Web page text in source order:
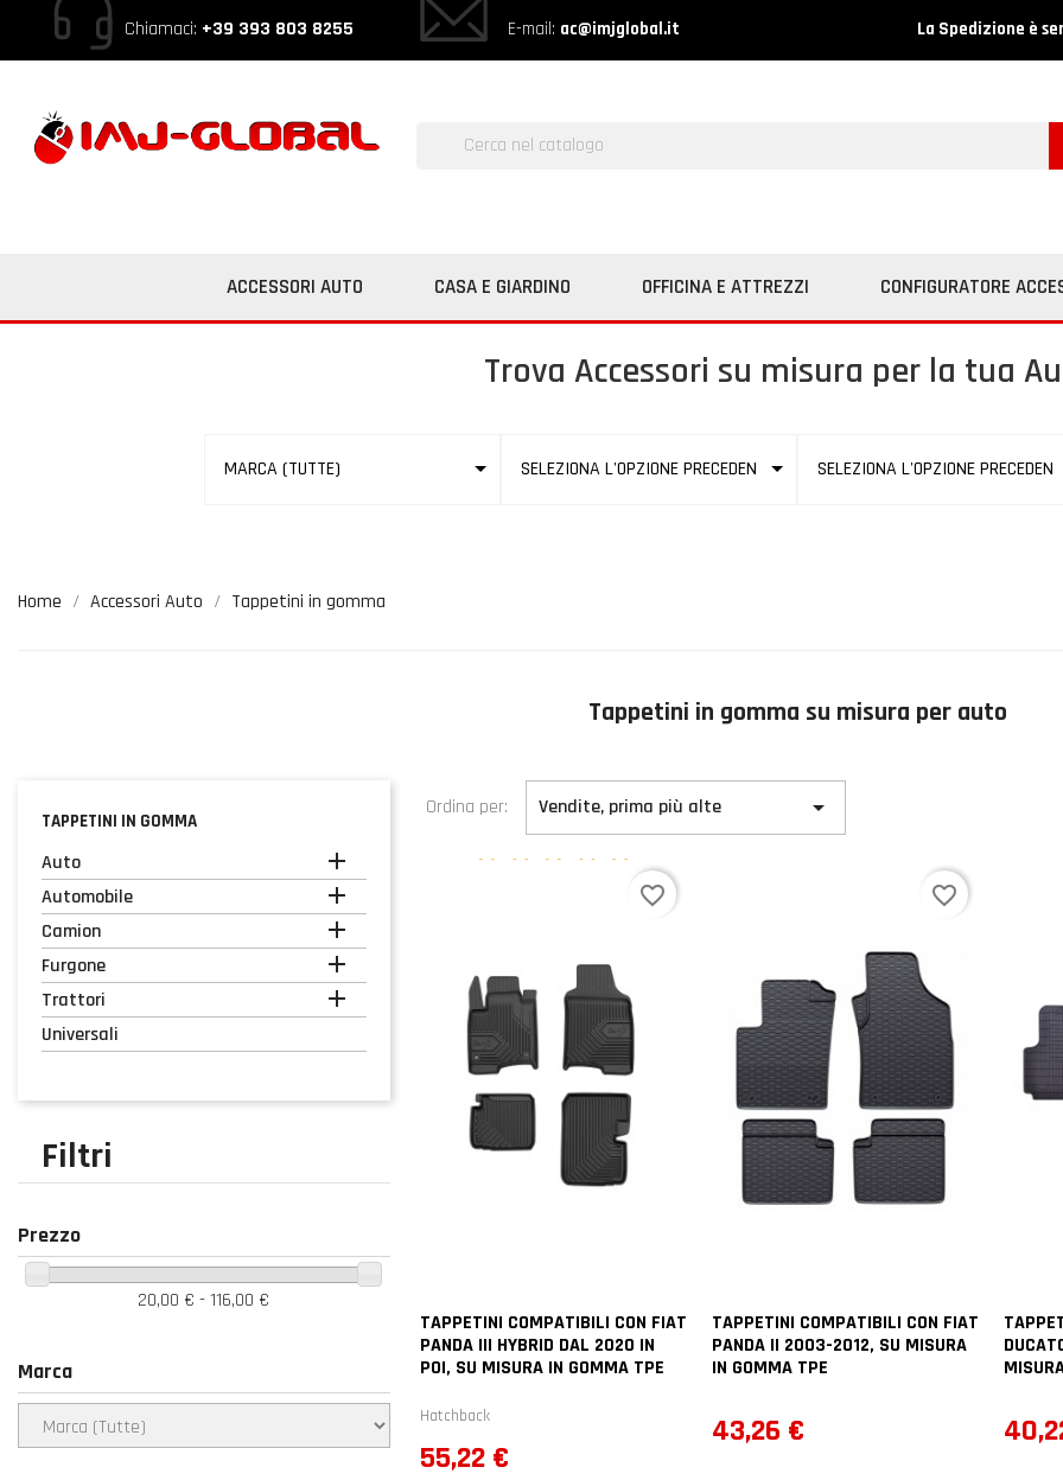
Chiamaci: +39 393 803 8255 E-mail: ac@imjglobal.it La Spedizione è
ACCESSORI AUTO CASA E GIARDINO OFFICINA E ATTREZZI CONFIGURATORE
Trova Accessori su misura per la tua
Home Accessori Auto Tappetini in gomma
Tappetini in gomma su misura per auto
TAPPETINI IN GOMMA
Auto 
Automobile 
Camion 
Furgone 
Trattori 
Universali
Filtri
Prezzo
20,00 € - 116,00 €
Marca
Ordina per: Vendite, prima più alte 
TAPPETINI COMPATIBILI CON FIAT
PANDA III HYBRID DAL 2020 IN
POI, SU MISURA IN GOMMA TPE
Hatchback
Prezzo
55,22 €
favorite_border
TAPPETINI COMPATIBILI CON FIAT
PANDA II 2003-2012, SU MISURA
IN GOMMA TPE
Prezzo
43,26 €
favorite_border